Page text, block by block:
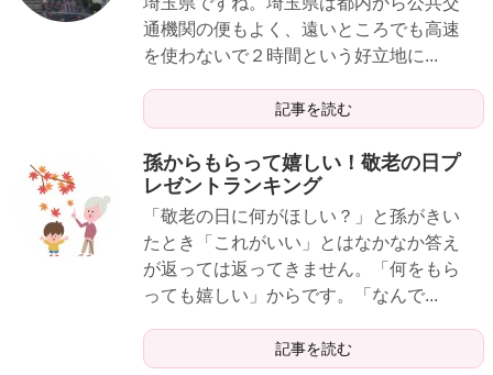
通機関の便もよく、遠いところでも高速
を使わないで２時間という好立地に...
記事を読む
孫からもらって嬉しい！敬老の日プ
レゼントランキング
「敬老の日に何がほしい？」と孫がきい
たとき「これがいい」とはなかなか答え
が返っては返ってきません。「何をもら
っても嬉しい」からです。「なんで...
記事を読む